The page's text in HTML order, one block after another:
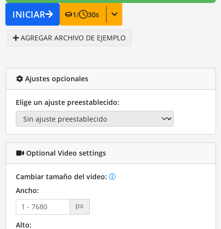
INICIAR 1/ 30s
AGREGAR ARCHIVO DE EJEMPLO
Ajustes opcionales
Elige un ajuste preestablecido:
Optional Video settings
Cambiar tamaño del video:
Ancho:
px
Alto: